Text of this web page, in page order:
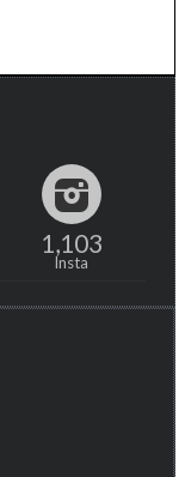
1,103
Insta